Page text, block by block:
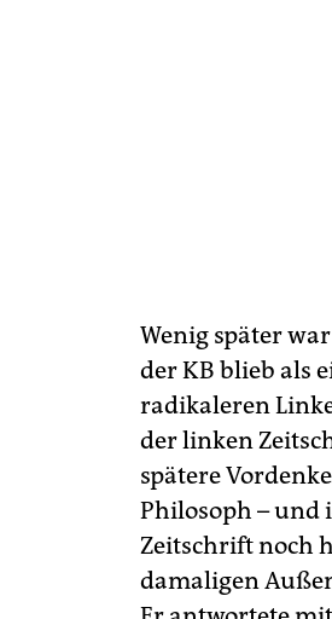
Wenig später
der KB blieb als
radikaleren
der linken
spätere
Philosoph – und
Zeitschrift noch
damaligen